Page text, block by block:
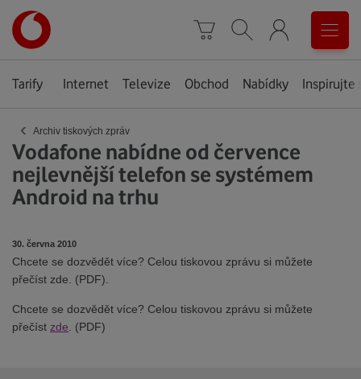
stránka
Košík
Vyhledávání
Menu
Tarify Internet Televize Obchod Nabídky Inspirujte
‹ Archiv tiskových zpráv
Vodafone nabídne od července
nejlevnější telefon se systémem
Android na trhu
30. června 2010
Chcete se dozvědět více? Celou tiskovou zprávu si můžete
přečíst zde. (PDF).
Chcete se dozvědět více? Celou tiskovou zprávu si můžete
přečíst zde . (PDF)